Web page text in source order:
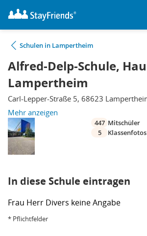
Schulen in Lampertheim
Alfred-Delp-Schule,
Lampertheim
Carl-Lepper-Straße 5, 68623
Mehr anzeigen
447 Mitschüler
5
Klassenfotos
In diese Schule eintragen
Frau Herr Divers keine Angabe
* Pflichtfelder